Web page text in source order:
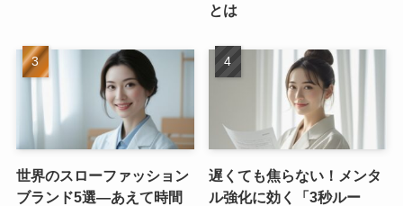
とは
世界のスローファッション
ブランド5選—あえて時間
遅くても焦らない！メンタ
ル強化に効く「3秒ルー